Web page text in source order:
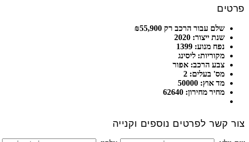
פרטים
שלם עבור הרכב רק ₪55,900
שנת ייצור: 2020
נפח מנוע: 1399
מקוריות: ליסינג
צבע הרכב: אפור
מס' בעלים: 2
מד אוץ: 50000
מחיר מחירון: 62640
צור קשר לפרטים נוספים וקנייה